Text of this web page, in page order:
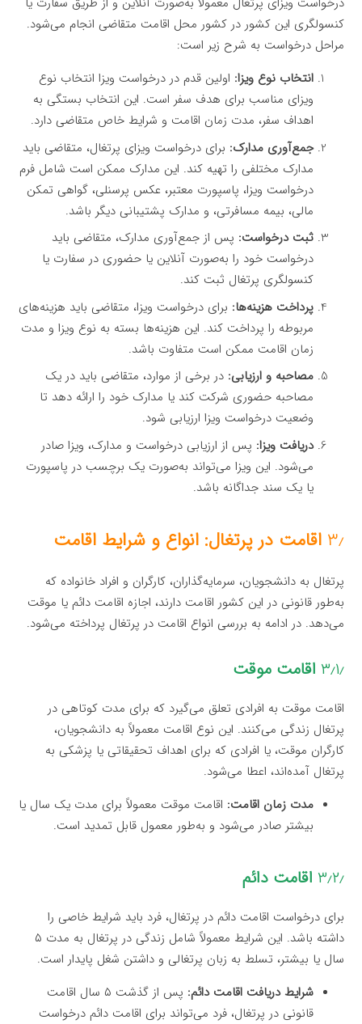
کنسولگری این کشور در کشور محل اقامت متقاضی انجام می‌شود.
مراحل درخواست به شرح زیر است:
انتخاب نوع ویزا: اولین قدم در درخواست ویزا انتخاب نوع
ویزای مناسب برای هدف سفر است. این انتخاب بستگی به
اهداف سفر، مدت زمان اقامت و شرایط خاص متقاضی دارد.
جمع‌آوری مدارک: برای درخواست ویزای پرتغال، متقاضی باید
مدارک مختلفی را تهیه کند. این مدارک ممکن است شامل فرم
درخواست ویزا، پاسپورت معتبر، عکس پرسنلی، گواهی تمکن
مالی، بیمه مسافرتی، و مدارک پشتیبانی دیگر باشد.
ثبت درخواست: پس از جمع‌آوری مدارک، متقاضی باید
درخواست خود را به‌صورت آنلاین یا حضوری در سفارت یا
کنسولگری پرتغال ثبت کند.
پرداخت هزینه‌ها: برای درخواست ویزا، متقاضی باید هزینه‌های
مربوطه را پرداخت کند. این هزینه‌ها بسته به نوع ویزا و مدت
زمان اقامت ممکن است متفاوت باشد.
مصاحبه و ارزیابی: در برخی از موارد، متقاضی باید در یک
مصاحبه حضوری شرکت کند یا مدارک خود را ارائه دهد تا
وضعیت درخواست ویزا ارزیابی شود.
دریافت ویزا: پس از ارزیابی درخواست و مدارک، ویزا صادر
می‌شود. این ویزا می‌تواند به‌صورت یک برچسب در پاسپورت
یا یک سند جداگانه باشد.
۳٫ اقامت در پرتغال: انواع و شرایط اقامت
پرتغال به دانشجویان، سرمایه‌گذاران، کارگران و افراد خانواده که
به‌طور قانونی در این کشور اقامت دارند، اجازه اقامت دائم یا موقت
می‌دهد. در ادامه به بررسی انواع اقامت در پرتغال پرداخته می‌شود.
۳٫۱٫ اقامت موقت
اقامت موقت به افرادی تعلق می‌گیرد که برای مدت کوتاهی در
پرتغال زندگی می‌کنند. این نوع اقامت معمولاً به دانشجویان،
کارگران موقت، یا افرادی که برای اهداف تحقیقاتی یا پزشکی به
پرتغال آمده‌اند، اعطا می‌شود.
مدت زمان اقامت: اقامت موقت معمولاً برای مدت یک سال یا
بیشتر صادر می‌شود و به‌طور معمول قابل تمدید است.
۳٫۲٫ اقامت دائم
برای درخواست اقامت دائم در پرتغال، فرد باید شرایط خاصی را
داشته باشد. این شرایط معمولاً شامل زندگی در پرتغال به مدت ۵
سال یا بیشتر، تسلط به زبان پرتغالی و داشتن شغل پایدار است.
شرایط دریافت اقامت دائم:
پس از گذشت ۵ سال اقامت
قانونی در پرتغال، فرد می‌تواند برای اقامت دائم درخواست